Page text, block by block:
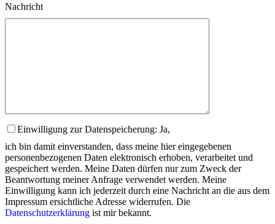
Nachricht
Einwilligung zur Datenspeicherung: Ja,
ich bin damit einverstanden, dass meine hier eingegebenen
personenbezogenen Daten elektronisch erhoben, verarbeitet und
gespeichert werden. Meine Daten dürfen nur zum Zweck der
Beantwortung meiner Anfrage verwendet werden. Meine
Einwilligung kann ich jederzeit durch eine Nachricht an die aus dem
Impressum ersichtliche Adresse widerrufen. Die
Datenschutzerklärung ist mir bekannt.